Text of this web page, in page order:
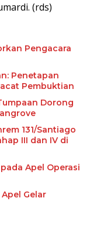
(rds)
Pengacara
Penetapan
Pembuktian
Dorong
131/Santiago
III dan IV di
Apel Operasi
Gelar